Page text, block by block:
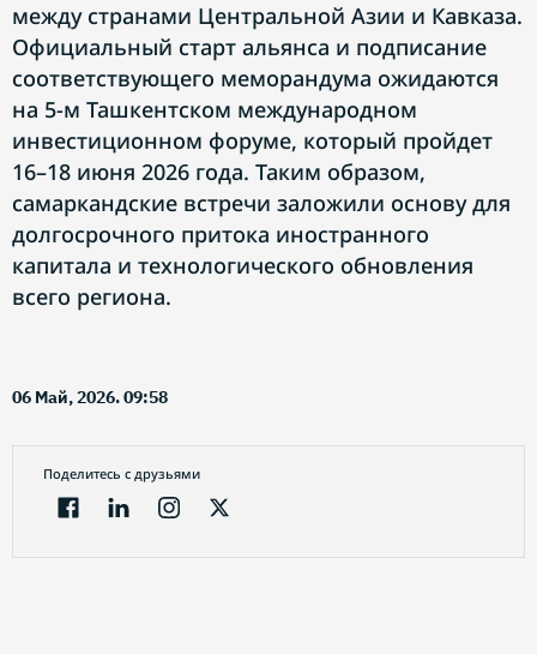
между странами Центральной Азии и Кавказа.
Официальный старт альянса и подписание
соответствующего меморандума ожидаются
на 5-м Ташкентском международном
инвестиционном форуме, который пройдет
16–18 июня 2026 года. Таким образом,
самаркандские встречи заложили основу для
долгосрочного притока иностранного
капитала и технологического обновления
всего региона.
06 Май, 2026. 09:58
Поделитесь с друзьями